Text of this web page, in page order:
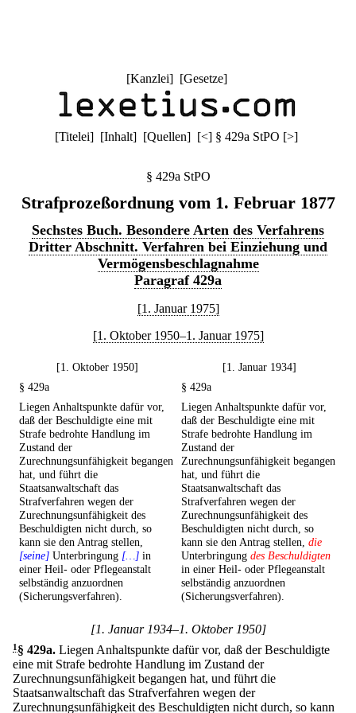
[Kanzlei] [Gesetze]
[Titelei] [Inhalt] [Quellen] [<] § 429a StPO [>]
§ 429a StPO
Strafprozeßordnung vom 1. Februar 1877
Sechstes Buch. Besondere Arten des Verfahrens
Dritter Abschnitt. Verfahren bei Einziehung und
Vermögensbeschlagnahme
Paragraf 429a
[1. Januar 1975]
[1. Oktober 1950–1. Januar 1975]
[1. Oktober 1950]
[1. Januar 1934]
§ 429a
§ 429a
Liegen Anhaltspunkte dafür vor,
daß der Beschuldigte eine mit
Strafe bedrohte Handlung im
Zustand der
Zurechnungsunfähigkeit begangen
hat, und führt die
Staatsanwaltschaft das
Strafverfahren wegen der
Zurechnungsunfähigkeit des
Beschuldigten nicht durch, so
kann sie den Antrag stellen,
[seine] Unterbringung […] in
einer Heil- oder Pflegeanstalt
selbständig anzuordnen
(Sicherungsverfahren).
Liegen Anhaltspunkte dafür vor,
daß der Beschuldigte eine mit
Strafe bedrohte Handlung im
Zustand der
Zurechnungsunfähigkeit begangen
hat, und führt die
Staatsanwaltschaft das
Strafverfahren wegen der
Zurechnungsunfähigkeit des
Beschuldigten nicht durch, so
kann sie den Antrag stellen, die
Unterbringung des Beschuldigten
in einer Heil- oder Pflegeanstalt
selbständig anzuordnen
(Sicherungsverfahren).
[1. Januar 1934–1. Oktober 1950]
1§ 429a. Liegen Anhaltspunkte dafür vor, daß der Beschuldigte
eine mit Strafe bedrohte Handlung im Zustand der
Zurechnungsunfähigkeit begangen hat, und führt die
Staatsanwaltschaft das Strafverfahren wegen der
Zurechnungsunfähigkeit des Beschuldigten nicht durch, so kann